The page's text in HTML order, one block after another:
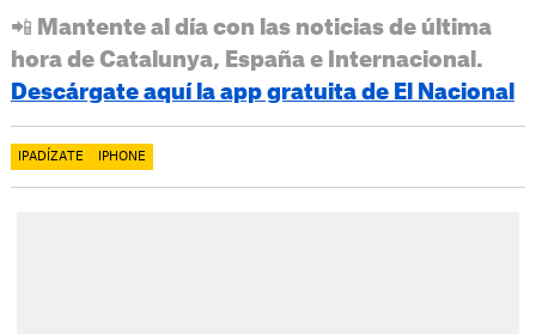
📲 Mantente al día con las noticias de última
hora de Catalunya, España e Internacional.
Descárgate aquí la app gratuita de El Nacional
IPADÍZATE IPHONE